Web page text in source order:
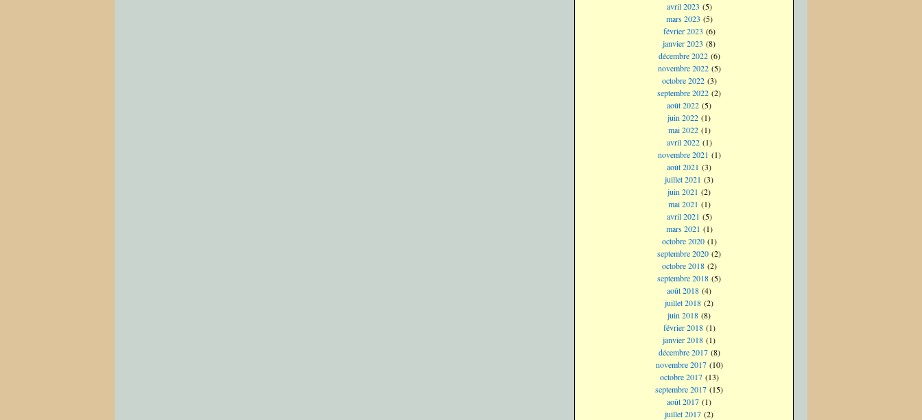
avril 2023 (5)
mars 2023 (5)
février 2023 (6)
janvier 2023 (8)
décembre 2022(6)
novembre 2022(5)
octobre 2022(3)
septembre 2022 (2)
août 2022 (5)
juin 2022 (1)
mai 2022(1)
avril 2022(1)
novembre 2021 (1)
août 2021 (3)
juillet 2021 (3)
juin 2021 (2)
mai 2021 (1)
avril 2021 (5)
mars 2021 (1)
octobre 2020(1)
septembre 2020 (2)
octobre 2018(2)
septembre 2018 (5)
août 2018 (4)
juillet 2018 (2)
juin 2018 (8)
février 2018(1)
janvier 2018 (1)
décembre 2017(8)
novembre 2017(10)
octobre 2017(13)
septembre 2017 (15)
août 2017 (1)
juillet 2017 (2)